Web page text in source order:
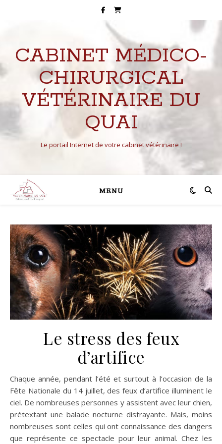
CABINET MÉDICO-
CHIRURGICAL
VÉTÉRINAIRE DU
QUAI
Le portail Internet de votre cabinet vétérinaire !
MENU
Le stress des feux
d’artifice
Chaque année, pendant l’été et surtout à l’occasion de la
Fête Nationale du 14 juillet, des feux d’artifice illuminent le
ciel. De nombreuses personnes y assistent avec leur chien,
prétextant une balade nocturne distrayante. Mais, moins
nombreuses sont celles qui ont connaissance des dangers
que représente ce spectacle pour leur animal. Chez les